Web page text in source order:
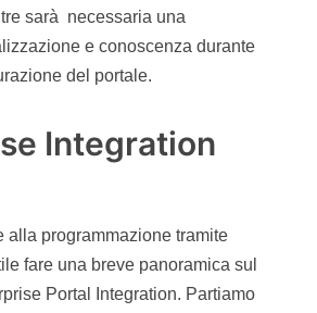
sarà necessaria una
e conoscenza durante
del portale.
Integration
alla programmazione tramite
fare una breve panoramica sul
Portal Integration. Partiamo